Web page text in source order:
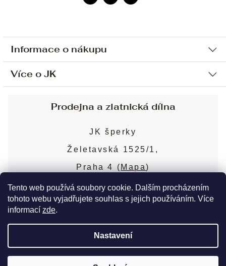
Tento web používá soubory cookie. Dalším procházením
tohoto webu vyjadřujete souhlas s jejich používáním. Více
informací zde.
Nastavení
Informace o nákupu
Ochrana osobních údajů
Sjednání osobní schůzky
Obchodní podmínky
Puncovní značky
Více o JK
Blog
Nejčastější dotazy
Prodejna a zlatnická dílna
JK šperky
Želetavská 1525/1,
Praha 4 (Mapa)
Více o prodejně
Copyright 2026JK šperky. Všechna práva
Upravit nastavení cookies